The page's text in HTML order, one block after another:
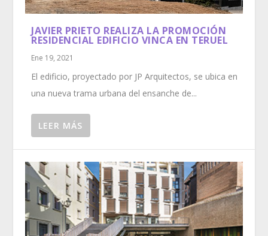
JAVIER PRIETO REALIZA LA PROMOCIÓN
RESIDENCIAL EDIFICIO VINCA EN TERUEL
Ene 19, 2021
El edificio, proyectado por JP Arquitectos, se ubica en
una nueva trama urbana del ensanche de...
LEER MÁS